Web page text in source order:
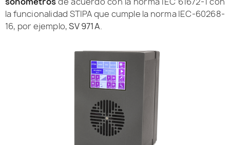
la funcionalidad STIPA que cumple la norma IEC-60268-
16, por ejemplo,SV 971A.